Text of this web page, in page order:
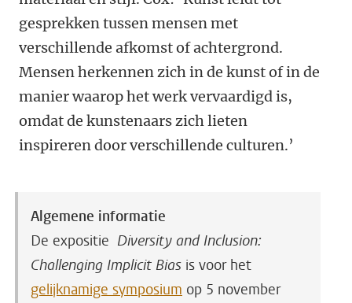
gesprekken tussen mensen met
verschillende afkomst of achtergrond.
Mensen herkennen zich in de kunst of in de
manier waarop het werk vervaardigd is,
omdat de kunstenaars zich lieten
inspireren door verschillende culturen.’
​Algemene informatie
De expositie Diversity and Inclusion:
Challenging Implicit Bias is voor het
gelijknamige symposium op 5 november